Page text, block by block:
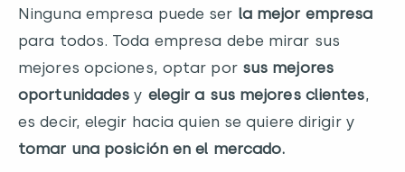
Ninguna empresa puede ser la mejor empresa
para todos. Toda empresa debe mirar sus
mejores opciones, optar por sus mejores
oportunidades y elegir a sus mejores clientes,
es decir, elegir hacia quien se quiere dirigir y
tomar una posición en el mercado.